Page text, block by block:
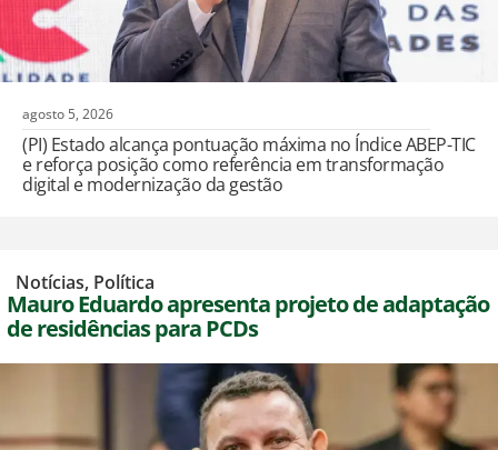
agosto 5, 2026
(PI) Estado alcança pontuação máxima no Índice ABEP-TIC
e reforça posição como referência em transformação
digital e modernização da gestão
Notícias, Política
Mauro Eduardo apresenta projeto de adaptação
de residências para PCDs